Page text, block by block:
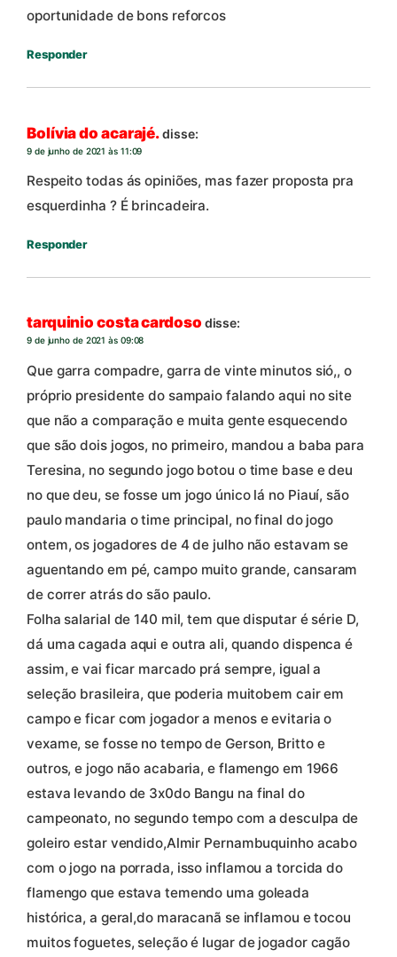
oportunidade de bons reforcos
Responder
Bolívia do acarajé.disse:
9 de junho de 2021 às 11:09
Respeito todas ás opiniões, mas fazer proposta pra
esquerdinha ? É brincadeira.
Responder
tarquinio costa cardoso disse:
9 de junho de 2021 às 09:08
Que garra compadre, garra de vinte minutos sió,, o
próprio presidente do sampaio falando aqui no site
que não a comparação e muita gente esquecendo
que são dois jogos, no primeiro, mandou a baba para
Teresina, no segundo jogo botou o time base e deu
no que deu, se fosse um jogo único lá no Piauí, são
paulo mandaria o time principal, no final do jogo
ontem, os jogadores de 4 de julho não estavam se
aguentando em pé, campo muito grande, cansaram
de correr atrás do são paulo.
Folha salarial de 140 mil, tem que disputar é série D,
dá uma cagada aqui e outra ali, quando dispenca é
assim, e vai ficar marcado prá sempre, igual a
seleção brasileira, que poderia muitobem cair em
campo e ficar com jogador a menos e evitaria o
vexame, se fosse no tempo de Gerson, Britto e
outros, e jogo não acabaria, e flamengo em 1966
estava levando de 3x0do Bangu na final do
campeonato, no segundo tempo com a desculpa de
goleiro estar vendido,Almir Pernambuquinho acabo
com o jogo na porrada, isso inflamou a torcida do
flamengo que estava temendo uma goleada
histórica, a geral,do maracanã se inflamou e tocou
muitos foguetes, seleção é lugar de jogador cagão